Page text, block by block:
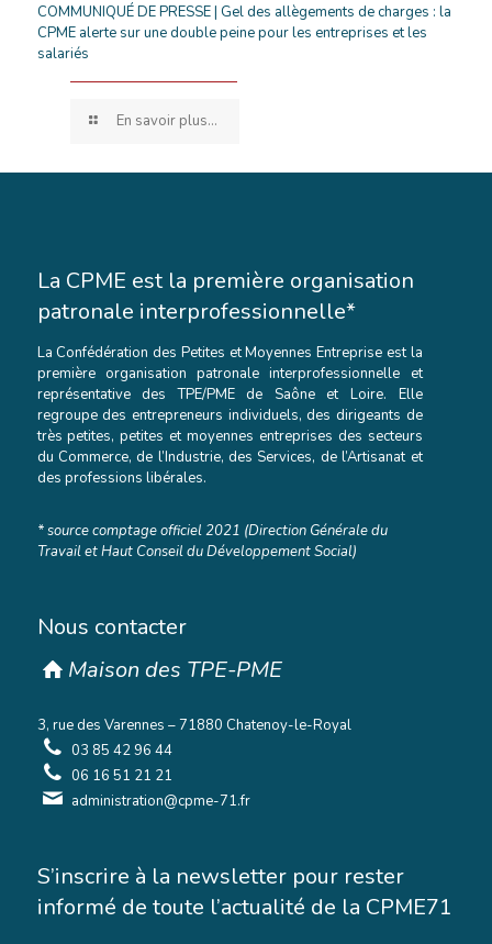
COMMUNIQUÉ DE PRESSE | Gel des allègements de charges : la
CPME alerte sur une double peine pour les entreprises et les
salariés
En savoir plus...
La CPME est la première organisation
patronale interprofessionnelle*
La Confédération des Petites et Moyennes Entreprise est la
première organisation patronale interprofessionnelle et
représentative des TPE/PME de Saône et Loire. Elle
regroupe des entrepreneurs individuels, des dirigeants de
très petites, petites et moyennes entreprises des secteurs
du Commerce, de l’Industrie, des Services, de l’Artisanat et
des professions libérales.
* source comptage officiel 2021 (Direction Générale du
Travail et Haut Conseil du Développement Social)
Nous contacter
Maison des TPE-PME
3, rue des Varennes – 71880 Chatenoy-le-Royal
03 85 42 96 44
06 16 51 21 21
administration@cpme-71.fr
S’inscrire à la newsletter pour rester
informé de toute l’actualité de la CPME71